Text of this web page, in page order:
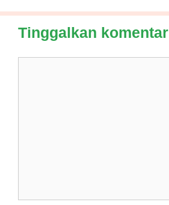
Tinggalkan komentar